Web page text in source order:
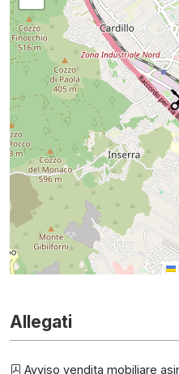
Allegati
Avviso vendita mobiliare